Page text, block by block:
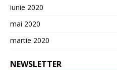
iunie 2020
mai 2020
martie 2020
NEWSLETTER